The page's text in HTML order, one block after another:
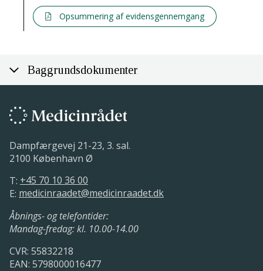
Opsummering af evidensgennemgang
Baggrundsdokumenter
Dampfærgevej 21-23, 3. sal.
2100 København Ø
T: +45 70 10 36 00
E: medicinraadet@medicinraadet.dk
Åbnings- og telefontider:
Mandag-fredag: kl. 10.00-14.00
CVR: 55832218
EAN: 5798000016477